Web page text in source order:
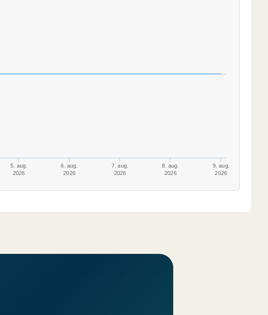
5. aug.
2026
6. aug.
2026
7. aug.
2026
8. aug.
2026
9. aug.
2026